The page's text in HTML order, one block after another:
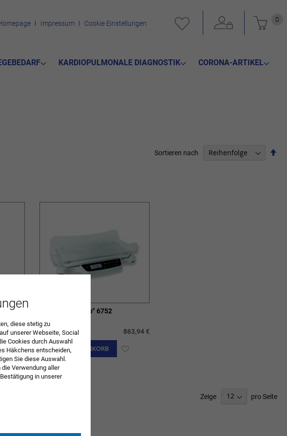
Impressum Cookie Einstellungen 0
KARDIOPULMONALE DIAGNOSTIK CORONA-ARTIKEL
Sortieren nach
804,44 €
ZUR
WUNSCHLISTE
HINZUFÜGEN
Babywaage „Neo“ 6752
inkl. MwSt. 863,94 €
IN DEN WARENKORB
Zeige
pro Seite
diese stetig zu
unserer Webseite, Social
Cookies durch Auswahl
Häkchens entscheiden,
Sie diese Auswahl.
Verwendung aller
in unserer